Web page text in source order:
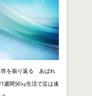
答を振り返る あばれ
週間50㎏生活で足は速